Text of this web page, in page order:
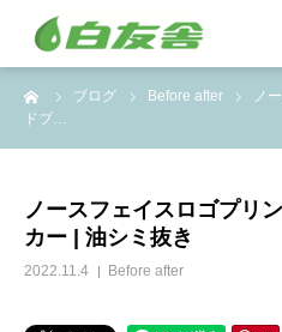
ブログ Before after
ノ
ドブ…
ノースフェイスロゴプリ
カー | 油シミ抜き
2022.11.4 Before after
集配サービス
洋服リフォームとリペア